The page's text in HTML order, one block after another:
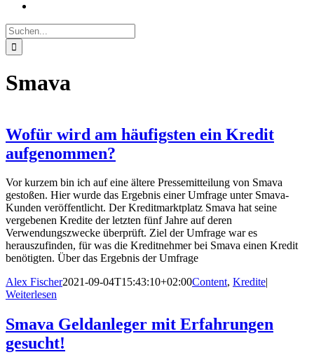
Suche
nach:
Smava
Wofür wird am häufigsten ein Kredit
aufgenommen?
Vor kurzem bin ich auf eine ältere Pressemitteilung von Smava
gestoßen. Hier wurde das Ergebnis einer Umfrage unter Smava-
Kunden veröffentlicht. Der Kreditmarktplatz Smava hat seine
vergebenen Kredite der letzten fünf Jahre auf deren
Verwendungszwecke überprüft. Ziel der Umfrage war es
herauszufinden, für was die Kreditnehmer bei Smava einen Kredit
benötigten. Über das Ergebnis der Umfrage
Alex Fischer2021-09-04T15:43:10+02:00Content, Kredite|
Weiterlesen
Smava Geldanleger mit Erfahrungen
gesucht!